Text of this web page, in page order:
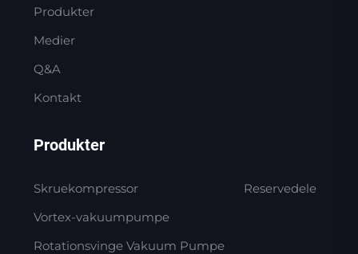
Produkter
Medier
Q&A
Kontakt
Produkter
Skruekompressor
Vortex-vakuumpumpe
Rotationsvinge Vakuum Pumpe
Reservedele